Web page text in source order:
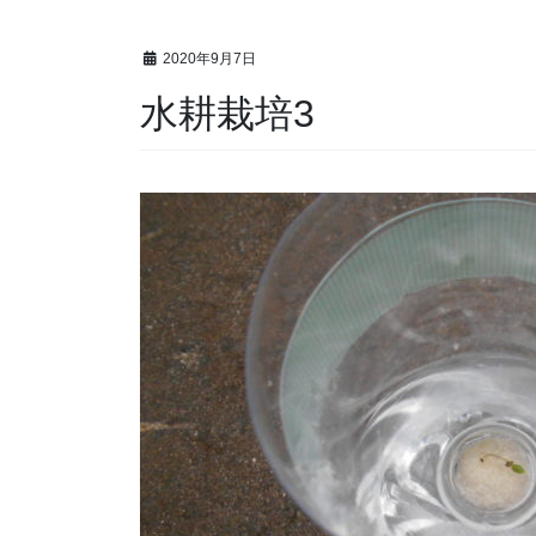
2020年9月7日
水耕栽培3